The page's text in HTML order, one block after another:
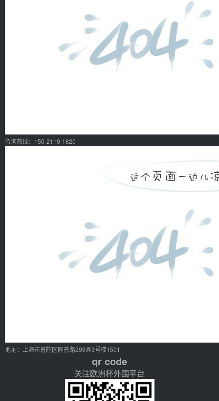
咨询热线：150-2119-1820
地址：上海市普陀区同普路299弄3号楼1501
qr code
关注欧洲杯外围平台